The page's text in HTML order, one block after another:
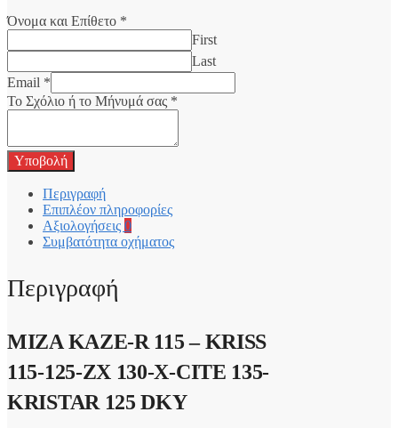
Όνομα και Επίθετο *
First
Last
Email *
Το Σχόλιο ή το Μήνυμά σας *
Υποβολή
Περιγραφή
Επιπλέον πληροφορίες
Αξιολογήσεις 0
Συμβατότητα οχήματος
Περιγραφή
ΜΙΖΑ KAZE-R 115 – KRISS
115-125-ZX 130-X-CITE 135-
KRISTAR 125 DKY